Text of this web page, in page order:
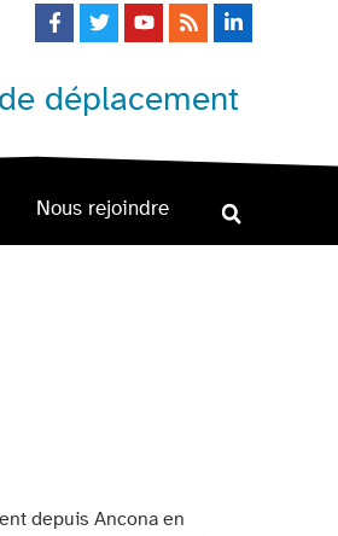
déplacement
Nous rejoindre
depuis Ancona en